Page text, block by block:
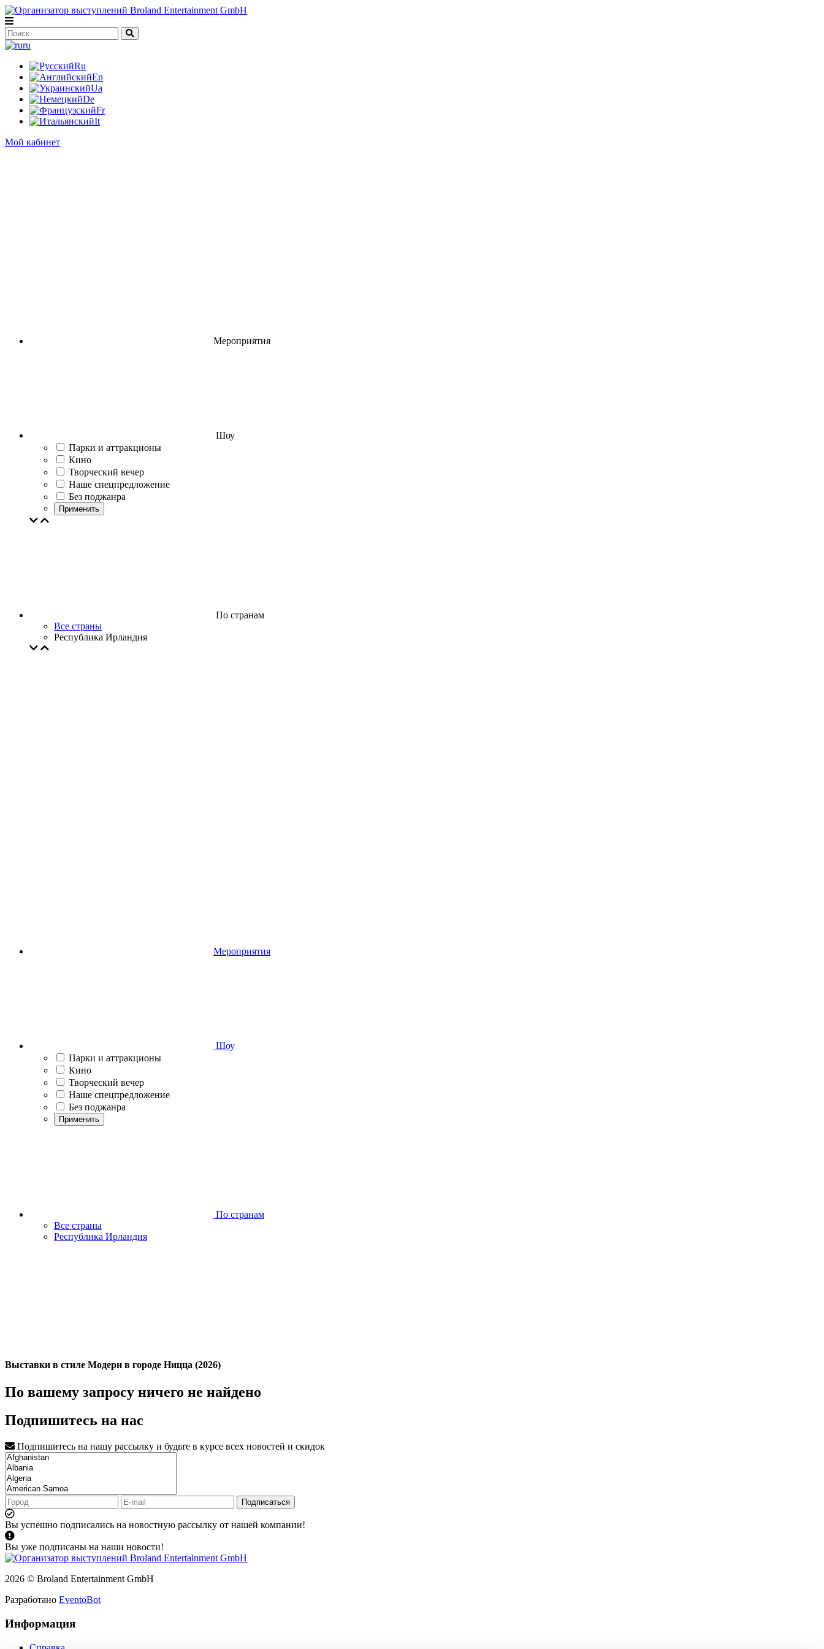
ru
Ru
En
Ua
De
Fr
It
Мой кабинет
Мероприятия
Шоу
Парки и аттракционы
Кино
Творческий вечер
Наше спецпредложение
Без поджанра
Применить
По странам
Все страны
Республика Ирландия
Мероприятия
Шоу
Парки и аттракционы
Кино
Творческий вечер
Наше спецпредложение
Без поджанра
Применить
По странам
Все страны
Республика Ирландия
Выставки в стиле Модерн в городе Ницца (2026)
По вашему запросу ничего не найдено
Подпишитесь на нас
Подпишитесь на нашу рассылку и будьте в курсе всех новостей и скидок
Подписаться
Вы успешно подписались на новостную рассылку от нашей компании!
Вы уже подписаны на наши новости!
2026 © Broland Entertainment GmbH
Разработано EventoBot
Информация